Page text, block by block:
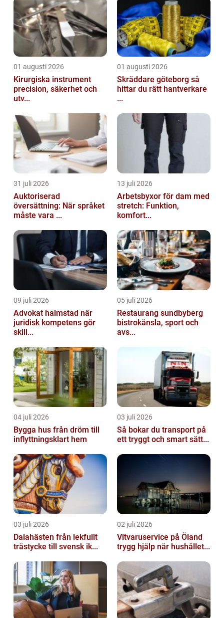
01 augusti 2026
Kirurgiska instrument
precision, säkerhet och
utv...
01 augusti 2026
Skräddare göteborg så
hittar du rätt hantverkare
...
31 juli 2026
Auktoriserad
översättning: När språket
måste vara ...
13 juli 2026
Arbetsbyxor för dam med
stretch: Funktion,
komfort...
09 juli 2026
Advokat halmstad när
juridisk kompetens gör
skill...
05 juli 2026
Restaurang sundbyberg
bistrokänsla, sport och
avs...
04 juli 2026
Bygga hus från dröm till
inflyttningsklart hem
03 juli 2026
Så bokar du transport på
ett tryggt och smart sätt...
03 juli 2026
Dalahästen från lekfullt
trästycke till svensk ik...
02 juli 2026
Vitvaruservice på Öland
trygg hjälp när hushållet...